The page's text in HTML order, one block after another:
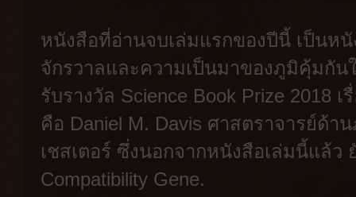
หนังสือที่อ่านจบเล่มแรกของปีนี้ เป็นหนั
จักรวาลและความเป็นมาของภูมิคุ้มกั
รับรางวัล Science Book Prize 2018
คือ Daniel M. Davis ศาสตราจารย์ด้
เชสเตอร์ ซึ่งนอกจากหนังสือเล่มนี้แล้ว
Compatibility Gene.